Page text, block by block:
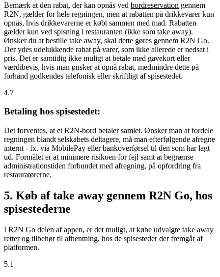
Bemærk at den rabat, der kan opnås ved bordreservation gennem
R2N, gælder for hele regningen, men at rabatten på drikkevarer kun
opnås, hvis drikkevarerne er købt sammen med mad. Rabatten
gælder kun ved spisning i restauranten (ikke som take away).
Ønsker du at bestille take away, skal dette gøres gennem R2N Go.
Der ydes udelukkende rabat på varer, som ikke allerede er nedsat i
pris. Det er samtidig ikke muligt at betale med gavekort eller
værdibevis, hvis man ønsker at opnå rabat, medmindre dette på
forhånd godkendes telefonisk eller skriftligt af spisestedet.
4.7
Betaling hos spisestedet:
Det forventes, at et R2N-bord betaler samlet. Ønsker man at fordele
regningen blandt selskabets deltagere, må man efterfølgende afregne
internt - fx. via MobilePay eller bankoverførsel til den som har lagt
ud. Formålet er at minimere risikoen for fejl samt at begrænse
administrationstiden forbundet med afregning, på opfordring fra
restauratørerne.
5. Køb af take away gennem R2N Go, hos
spisestederne
I R2N Go delen af appen, er det muligt, at købe udvalgte take away
retter og tilbehør til afhentning, hos de spisesteder der fremgår af
platformen.
5.1